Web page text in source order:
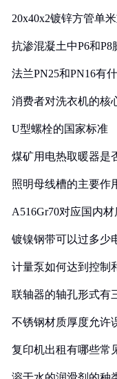
20x40x2镀锌方管单
抗渗混凝土中P6和
法兰PN25和PN16有
消费者对洗衣机的核
U型螺栓的国家标准
煤矿用电热取暖器是
照明母线槽的主要作
A516Gr70对应国内
镀镍钢带可以过多少
计量泵如何达到控制
联轴器的轴孔形式有
不锈钢材质厚度允许
复印机出租有哪些常